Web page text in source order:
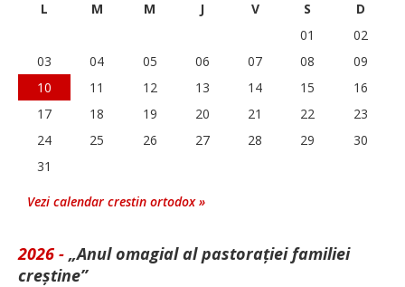
L M M J V S
D
01
02
03
04 05 06 07 08
09
10
11 12 13 14 15
16
17
18 19 20 21 22
23
24
25 26 27 28 29
30
31
Vezi calendar crestin ortodox »
2026 - „Anul omagial al pastorației familiei
creștine”